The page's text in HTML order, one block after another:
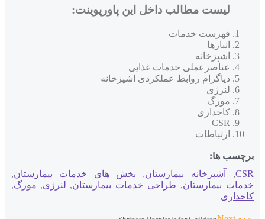
لیست مطالب داخل این پاورپوینت:
فهرست خدمات
انبارها
اشپزخانه
عناصرعملی خدمات غذایی
دیاگرام روابط عملکردی اشپزخانه
لنرژی
مورگ
کاخداری
CSR
ارتباطات
ها:
,آشپزخانه بیمارستان,بخش های خدمات بیمارستان,
بیمارستان,طراحی خدمات بیمارستان,لنرژی, مورگ,